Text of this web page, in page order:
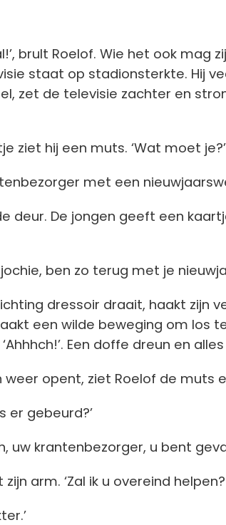
brult Roelof. Wie het ook mag
staat op stadionsterkte. Hij
zet de televisie zachter en
ziet hij een muts. ‘Wat moet je?’
met een
deur. De jongen geeft een
ben zo terug met je
dressoir draait, haakt zijn
een wilde beweging om los
Een doffe dreun en
weer opent, ziet Roelof de muts
er gebeurd?’
uw krantenbezorger, u bent
arm. ‘Zal ik u overeind